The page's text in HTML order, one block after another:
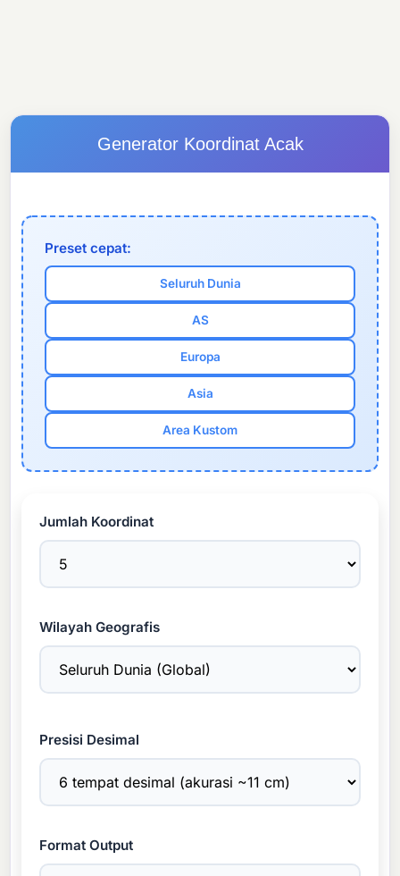
Generator Koordinat Acak
Preset cepat:
Seluruh Dunia
AS
Europa
Asia
Area Kustom
Jumlah Koordinat
Wilayah Geografis
Presisi Desimal
Format Output